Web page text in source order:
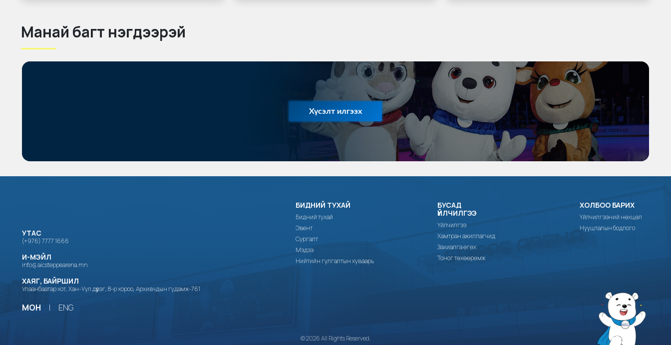
Манай багт нэгдээрэй
Хүсэлт илгээх
УТАС
(+976) 7777 1666
И-МЭЙЛ
info@aicsteppearena.mn
ХАЯГ, БАЙРШИЛ
Улаанбаатар хот, Хан-Уул дүүрэг, 8-р хороо, Архивчдын гудамж-761
МОН | ENG
БИДНИЙ ТУХАЙ
Бидний тухай
Эвент
Сургалт
Мэдээ
Нийтийн гулгалтын хуваарь
БУСАД
ҮЙЛЧИЛГЭЭ
Үйлчилгээ
Хамтран ажиллагчид
Захиалга өгөх
Тоног төхөөрөмж
ХОЛБОО БАРИХ
Үйлчилгээний нөхцөл
Нууцлалын бодлого
© 2026 All Rights Reserved.